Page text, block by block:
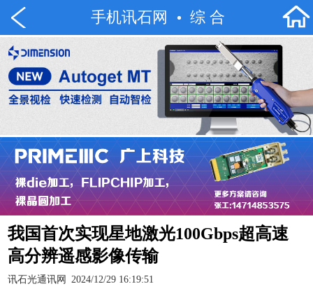
手机讯石网 综 合
我国首次实现星地激光100Gbps超高速
高分辨遥感影像传输
讯石光通讯网 2024/12/29 16:19:51